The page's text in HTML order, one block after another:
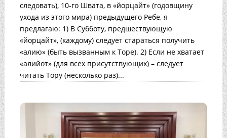
следовать), 10-го Швата, в «йорцайт» (годовщину
ухода из этого мира) предыдущего Ребе, я
предлагаю: 1) В Субботу, предшествующую
«йорцайт», (каждому) следует стараться получить
«алию» (быть вызванным к Торе). 2) Если не хватает
«алийот» (для всех присутствующих) – следует
читать Тору (несколько раз)...